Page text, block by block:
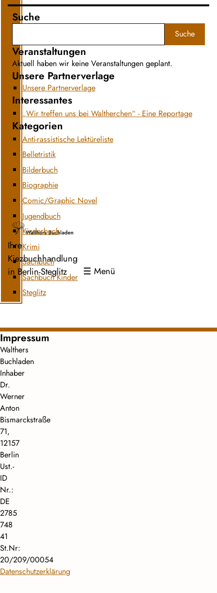
Ihre
Kiezbuchhandlung
in Berlin-Steglitz
Menü
Suche
Suche
Veranstaltungen
Aktuell haben wir keine Veranstaltungen geplant.
Unsere Partnerverlage
Unsere Partnerverlage
Interessantes
„Wir treffen uns bei Waltherchen“ - Eine Reportage
Kategorien
Anti-rassistische Lektüreliste
Belletristik
Bilderbuch
Biographie
Comic/Graphic Novel
Jugendbuch
Kinderbuch
Krimi
Sachbuch
Sachbuch Kinder
Steglitz
Impressum
Walthers
Buchladen
Inhaber
Dr.
Werner
Anton
Bismarckstraße
71,
12157
Berlin
Ust.-
ID
Nr.:
DE
2785
748
41
St.Nr:
20/209/00054
Datenschutzerklärung